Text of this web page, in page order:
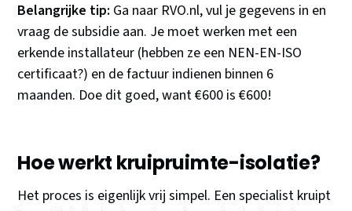
Belangrijke tip: Ga naar RVO.nl, vul je gegevens in en
vraag de subsidie aan. Je moet werken met een
erkende installateur (hebben ze een NEN-EN-ISO
certificaat?) en de factuur indienen binnen 6
maanden. Doe dit goed, want €600 is €600!
Hoe werkt kruipruimte-isolatie?
Het proces is eigenlijk vrij simpel. Een specialist kruipt